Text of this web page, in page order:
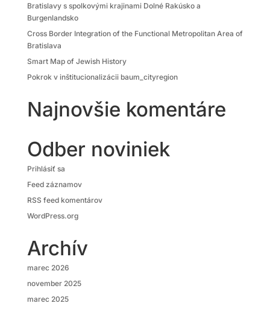
Bratislavy s spolkovými krajinami Dolné Rakúsko a
Burgenlandsko
Cross Border Integration of the Functional Metropolitan Area of
Bratislava
Smart Map of Jewish History
Pokrok v inštitucionalizácii baum_cityregion
Najnovšie komentáre
Odber noviniek
Prihlásiť sa
Feed záznamov
RSS feed komentárov
WordPress.org
Archív
marec 2026
november 2025
marec 2025